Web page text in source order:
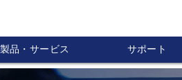
製品・サービス サポート